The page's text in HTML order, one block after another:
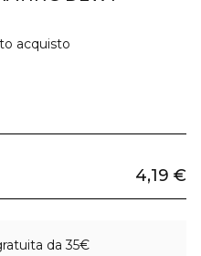
acquisto
4,19 €
da 35€